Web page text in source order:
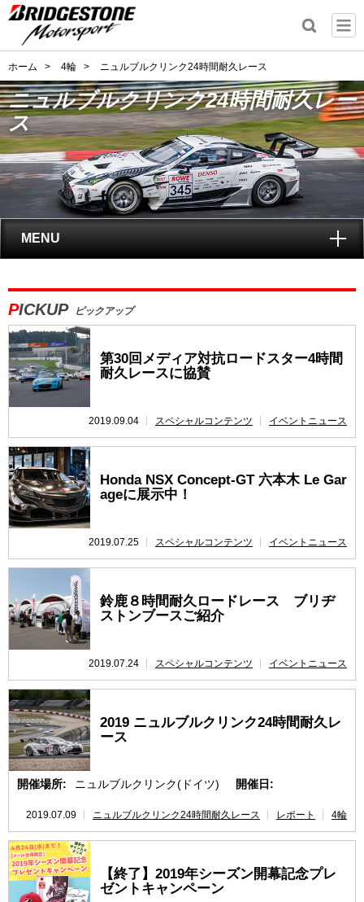
ホーム > 4輪 > ニュルブルクリンク24時間耐久レース
ニュルブルクリンク24時間耐久レー
ス
MENU
ニュルブルクリンク24時間耐久レースとは?
レポート
PICKUP ピックアップ
第30回メディア対抗ロードスター4時間
耐久レースに協賛
2019.09.04 スペシャルコンテンツ イベントニュース
Honda NSX Concept-GT 六本木 Le Gar
ageに展示中！
2019.07.25 スペシャルコンテンツ イベントニュース
鈴鹿８時間耐久ロードレース ブリヂ
ストンブースご紹介
2019.07.24 スペシャルコンテンツ イベントニュース
2019 ニュルブルクリンク24時間耐久レ
ース
開催場所: ニュルブルクリンク(ドイツ) 開催日:
2019.07.09 ニュルブルクリンク24時間耐久レース レポート 4輪
【終了】2019年シーズン開幕記念プレ
ゼントキャンペーン